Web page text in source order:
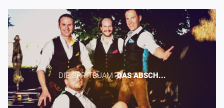
DIE SPRITBUAM -​DAS ABSCH...